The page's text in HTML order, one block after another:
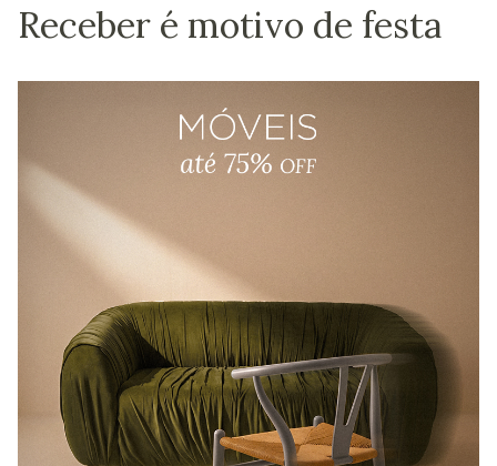
Receber é motivo de festa